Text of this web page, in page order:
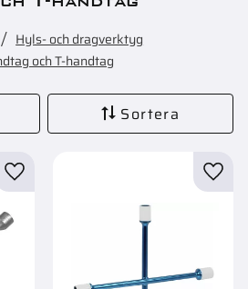
Hyls- och dragverktyg
och T-handtag
Sortera
Lägg till i favoriter